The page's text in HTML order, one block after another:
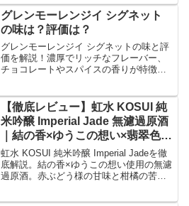
グレンモーレンジイ シグネット
の味は？評価は？
グレンモーレンジイ シグネットの味と評
価を解説！濃厚でリッチなフレーバー、
チョコレートやスパイスの香りが特徴の
【徹底レビュー】虹水 KOSUI 純
米吟醸 Imperial Jade 無濾過原酒
｜結の香×ゆうこの想い×翡翠色の
味わい解析
虹水 KOSUI 純米吟醸 Imperial Jadeを徹
底解説。結の香×ゆうこの想い使用の無濾
過原酒。赤ぶどう様の甘味と柑橘の苦